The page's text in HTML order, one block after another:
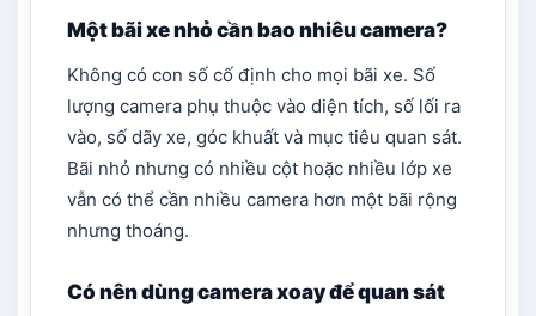
Một bãi xe nhỏ cần bao nhiêu camera?
Không có con số cố định cho mọi bãi xe. Số
lượng camera phụ thuộc vào diện tích, số lối ra
vào, số dãy xe, góc khuất và mục tiêu quan sát.
Bãi nhỏ nhưng có nhiều cột hoặc nhiều lớp xe
vẫn có thể cần nhiều camera hơn một bãi rộng
nhưng thoáng.
Có nên dùng camera xoay để quan sát